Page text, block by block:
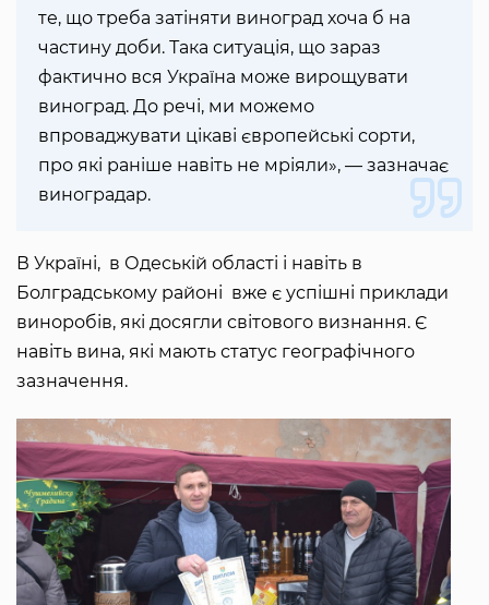
те, що треба затіняти виноград хоча б на
частину доби. Така ситуація, що зараз
фактично вся Україна може вирощувати
виноград. До речі, ми можемо
впроваджувати цікаві європейські сорти,
про які раніше навіть не мріяли», — зазначає
виноградар.
В Україні, в Одеській області і навіть в
Болградському районі вже є успішні приклади
виноробів, які досягли світового визнання. Є
навіть вина, які мають статус географічного
зазначення.